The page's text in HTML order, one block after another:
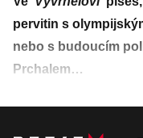
pervitin s
nebo s budoucím
Prchalem…